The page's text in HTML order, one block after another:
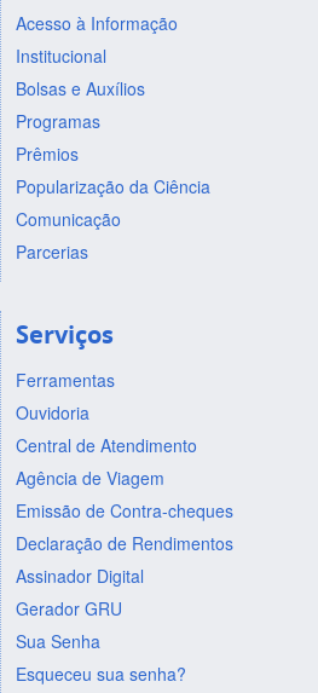
Acesso à Informação
Institucional
Bolsas e Auxílios
Programas
Prêmios
Popularização da Ciência
Comunicação
Parcerias
Serviços
Ferramentas
Ouvidoria
Central de Atendimento
Agência de Viagem
Emissão de Contra-cheques
Declaração de Rendimentos
Assinador Digital
Gerador GRU
Sua Senha
Esqueceu sua senha?